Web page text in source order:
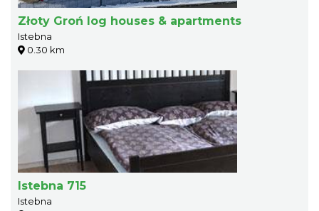
Złoty Groń log houses & apartments
Istebna
0.30 km
Istebna 715
Istebna